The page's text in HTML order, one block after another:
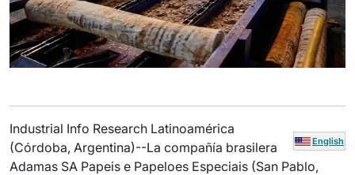
English
Industrial Info Research Latinoamérica
(Córdoba, Argentina)--La compañía brasilera
Adamas SA Papeis e Papeloes Especiais (San Pablo,